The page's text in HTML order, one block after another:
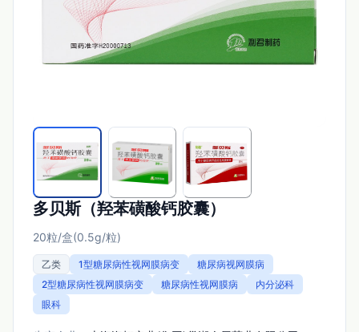
多贝斯（羟苯磺酸钙胶囊）
20粒/盒(0.5g/粒)
乙类 1型糖尿病性视网膜病变
糖尿病视网膜病
2型糖尿病性视网膜病变
糖尿病性视网膜病
内分泌科
眼科